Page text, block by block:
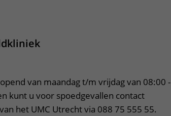
van maandag t/m vrijdag van 08:00 -
kunt u voor spoedgevallen contact
het UMC Utrecht via 088 75 555 55.